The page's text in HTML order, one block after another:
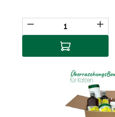
Produkt Anzahl:
In den